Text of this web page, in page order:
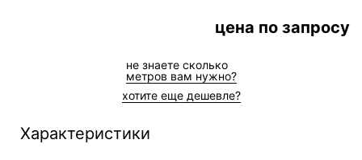
цена по запросу
не знаете сколькo
метров вам нужно?
хотите еще дешевле?
Характеристики